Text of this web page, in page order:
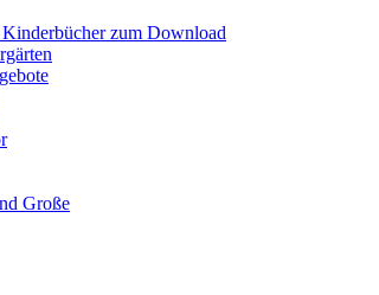
zum Download
Große